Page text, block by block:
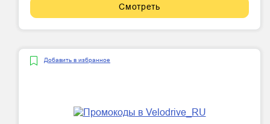
Смотреть
Добавить в избранное